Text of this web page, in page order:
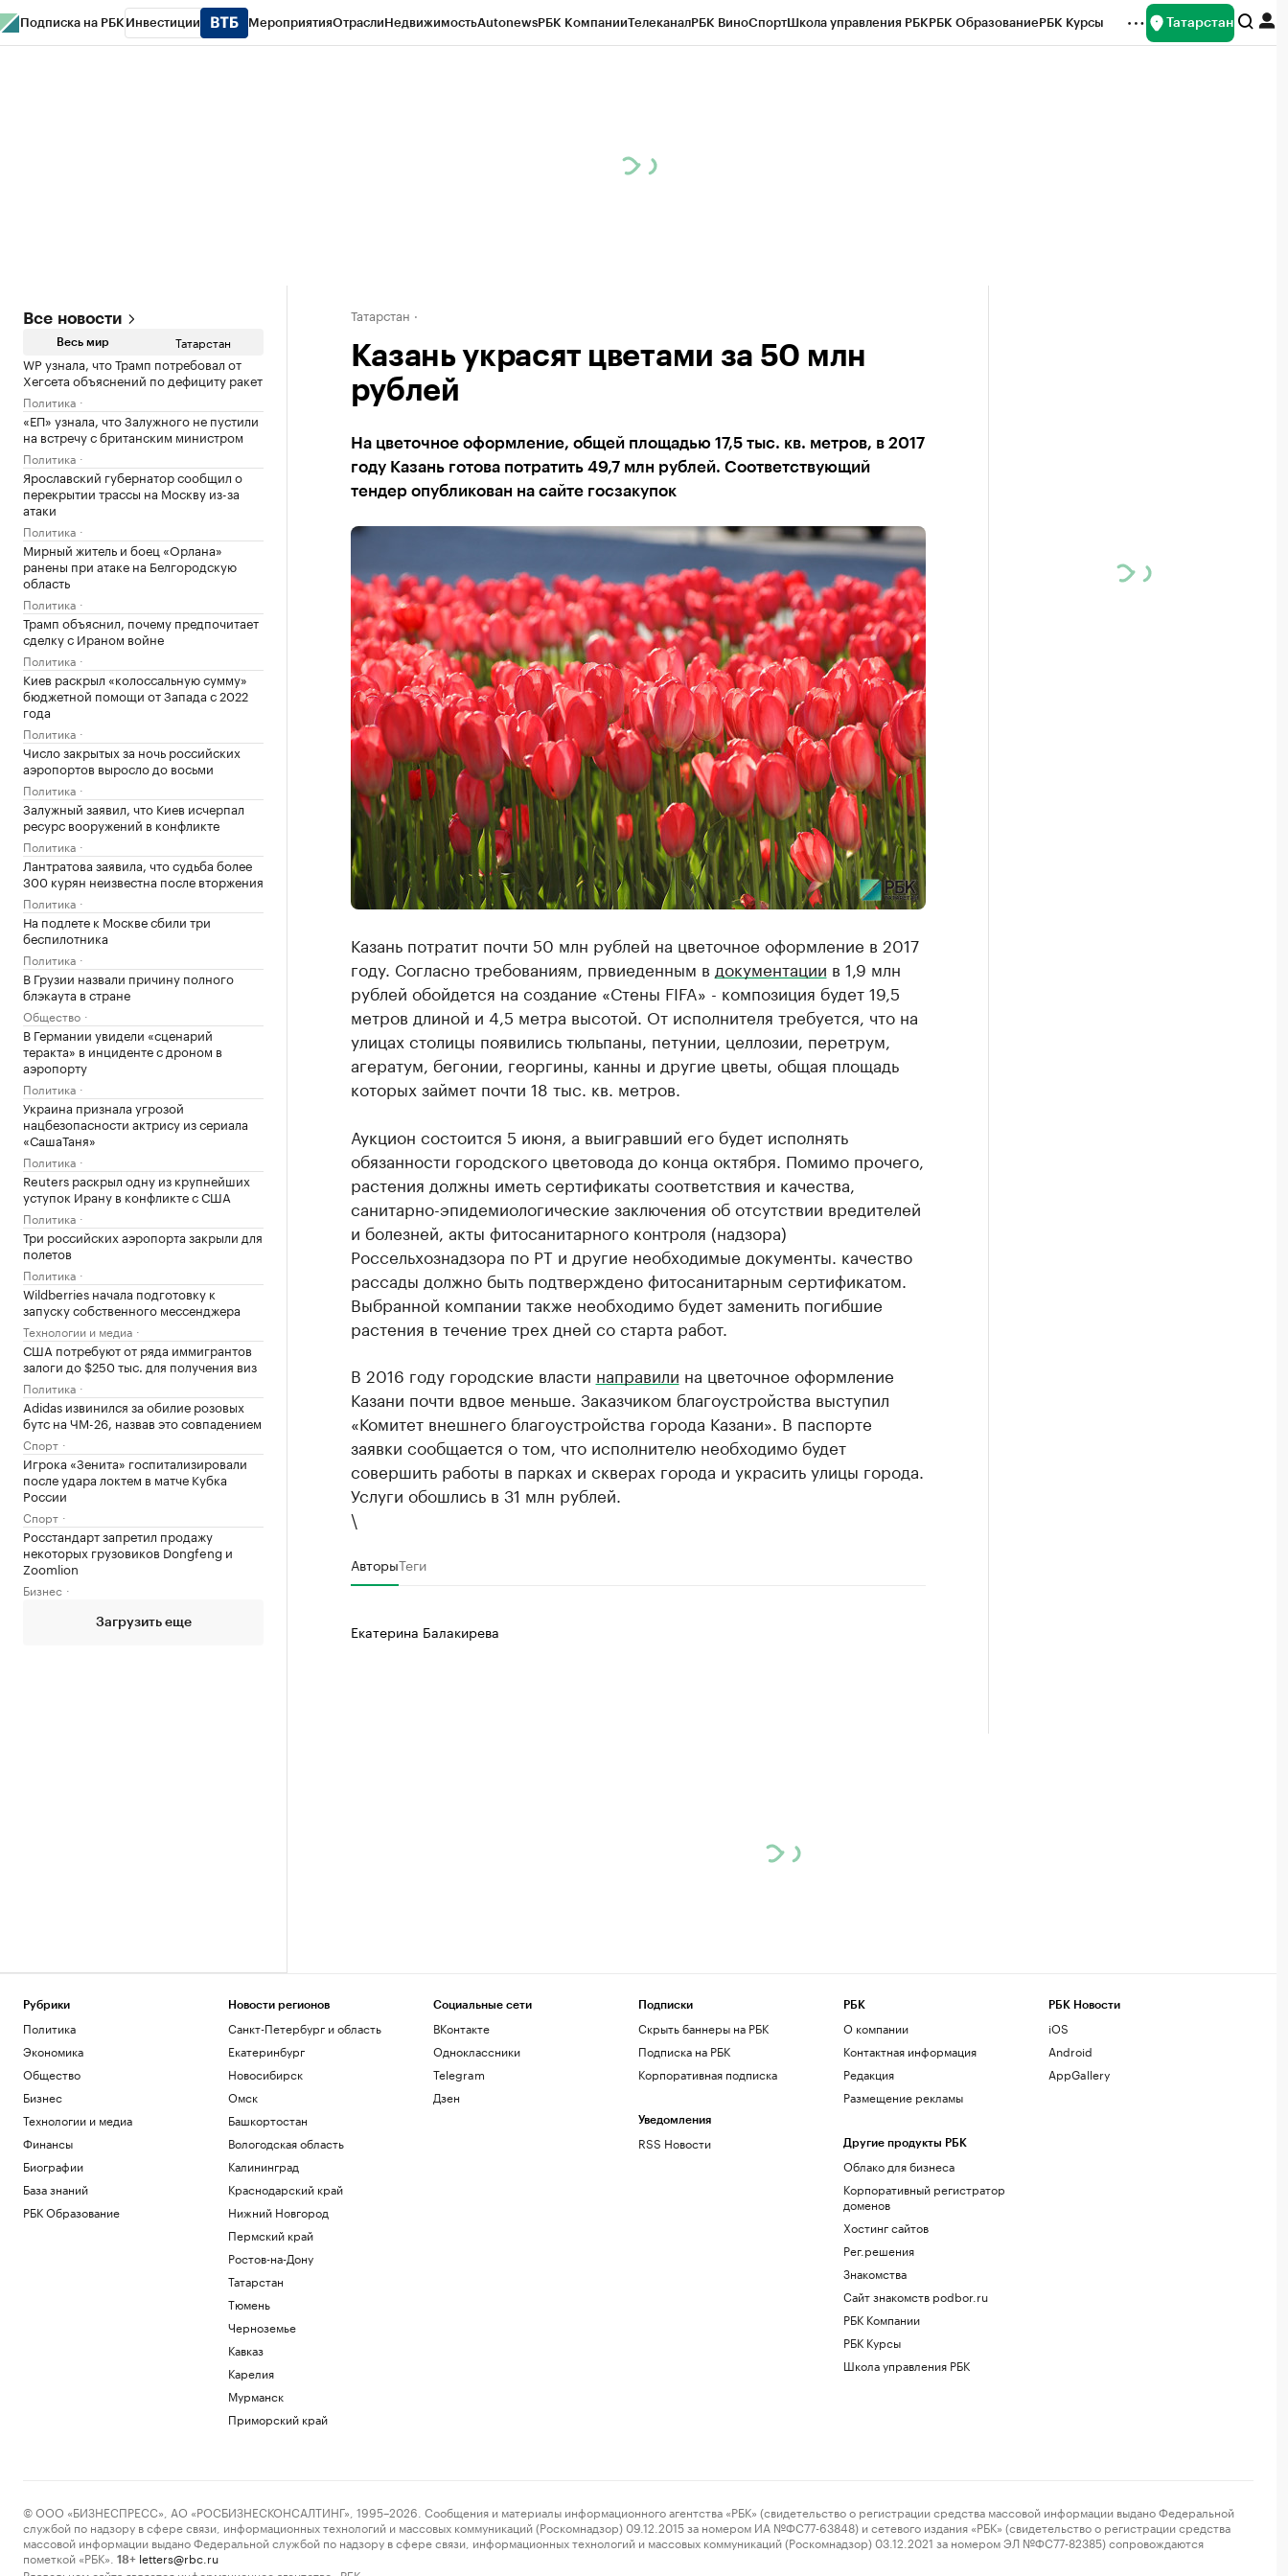
Подписка на РБК Инвестиции МероприятияОтраслиНедвижимостьAutonewsРБК КомпанииТелеканалРБК ВиноСпортШкола управления РБКРБК ОбразованиеРБК Курсы Татарстан
Все новости
Весь мир Татарстан
WP узнала, что Трамп потребовал от
Хегсета объяснений по дефициту ракет
Политика
«ЕП» узнала, что Залужного не пустили
на встречу с британским министром
Политика
Ярославский губернатор сообщил о
перекрытии трассы на Москву из-за
атаки
Политика
Мирный житель и боец «Орлана»
ранены при атаке на Белгородскую
область
Политика
Трамп объяснил, почему предпочитает
сделку с Ираном войне
Политика
Киев раскрыл «колоссальную сумму»
бюджетной помощи от Запада с 2022
года
Политика
Число закрытых за ночь российских
аэропортов выросло до восьми
Политика
Залужный заявил, что Киев исчерпал
ресурс вооружений в конфликте
Политика
Лантратова заявила, что судьба более
300 курян неизвестна после вторжения
Политика
На подлете к Москве сбили три
беспилотника
Политика
В Грузии назвали причину полного
блэкаута в стране
Общество
В Германии увидели «сценарий
теракта» в инциденте с дроном в
аэропорту
Политика
Украина признала угрозой
нацбезопасности актрису из сериала
«СашаТаня»
Политика
Reuters раскрыл одну из крупнейших
уступок Ирану в конфликте с США
Политика
Три российских аэропорта закрыли для
полетов
Политика
Wildberries начала подготовку к
запуску собственного мессенджера
Технологии и медиа
США потребуют от ряда иммигрантов
залоги до $250 тыс. для получения виз
Политика
Adidas извинился за обилие розовых
бутс на ЧМ-26, назвав это совпадением
Спорт
Игрока «Зенита» госпитализировали
после удара локтем в матче Кубка
России
Спорт
Росстандарт запретил продажу
некоторых грузовиков Dongfeng и
Zoomlion
Бизнес
Загрузить еще
Татарстан
Казань украсят цветами за 50 млн
рублей
На цветочное оформление, общей площадью 17,5 тыс. кв. метров, в 2017
году Казань готова потратить 49,7 млн рублей. Соответствующий
тендер опубликован на сайте госзакупок
Казань потратит почти 50 млн рублей на цветочное оформление в 2017
году. Согласно требованиям, првиеденным в документации в 1,9 млн
рублей обойдется на создание «Стены FIFA» - композиция будет 19,5
метров длиной и 4,5 метра высотой. От исполнителя требуется, что на
улицах столицы появились тюльпаны, петунии, целлозии, перетрум,
агератум, бегонии, георгины, канны и другие цветы, общая площадь
которых займет почти 18 тыс. кв. метров.
Аукцион состоится 5 июня, а выигравший его будет исполнять
обязанности городского цветовода до конца октября. Помимо прочего,
растения должны иметь сертификаты соответствия и качества,
санитарно-эпидемиологические заключения об отсутствии вредителей
и болезней, акты фитосанитарного контроля (надзора)
Россельхознадзора по РТ и другие необходимые документы. качество
рассады должно быть подтверждено фитосанитарным сертификатом.
Выбранной компании также необходимо будет заменить погибшие
растения в течение трех дней со старта работ.
В 2016 году городские власти направили на цветочное оформление
Казани почти вдвое меньше. Заказчиком благоустройства выступил
«Комитет внешнего благоустройства города Казани». В паспорте
заявки сообщается о том, что исполнителю необходимо будет
совершить работы в парках и скверах города и украсить улицы города.
Услуги обошлись в 31 млн рублей.
\
АвторыТеги
Екатерина Балакирева
Рубрики
Политика
Экономика
Общество
Бизнес
Технологии и медиа
Финансы
Биографии
База знаний
РБК Образование
Новости регионов
Санкт-Петербург и область
Екатеринбург
Новосибирск
Омск
Башкортостан
Вологодская область
Калининград
Краснодарский край
Нижний Новгород
Пермский край
Ростов-на-Дону
Татарстан
Тюмень
Черноземье
Кавказ
Карелия
Мурманск
Приморский край
Социальные сети
ВКонтакте
Одноклассники
Telegram
Дзен
Подписки
Скрыть баннеры на РБК
Подписка на РБК
Корпоративная подписка
Уведомления
RSS Новости
РБК
О компании
Контактная информация
Редакция
Размещение рекламы
Другие продукты РБК
Облако для бизнеса
Корпоративный регистратор
доменов
Хостинг сайтов
Рег.решения
Знакомства
Сайт знакомств podbor.ru
РБК Компании
РБК Курсы
Школа управления РБК
РБК Новости
iOS
Android
AppGallery
© ООО «БИЗНЕСПРЕСС», АО «РОСБИЗНЕСКОНСАЛТИНГ», 1995–2026. Сообщения и материалы информационного агентства «РБК» (свидетельство о регистрации средства массовой информации выдано Федеральной
службой по надзору в сфере связи, информационных технологий и массовых коммуникаций (Роскомнадзор) 09.12.2015 за номером ИА №ФС77-63848) и сетевого издания «РБК» (свидетельство о регистрации средства
массовой информации выдано Федеральной службой по надзору в сфере связи, информационных технологий и массовых коммуникаций (Роскомнадзор) 03.12.2021 за номером ЭЛ №ФС77-82385) сопровождаются
пометкой «РБК».
18+ letters@rbc.ru